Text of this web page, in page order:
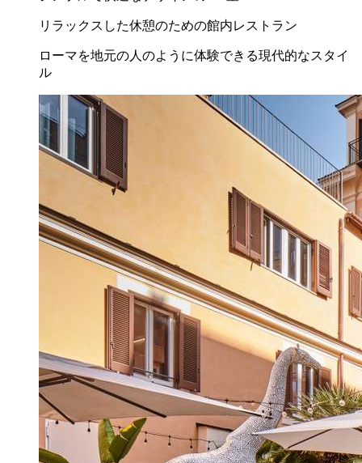
リラックスした休憩のための館内レストラン
ローマを地元の人のように体験できる現代的なスタイ
ル